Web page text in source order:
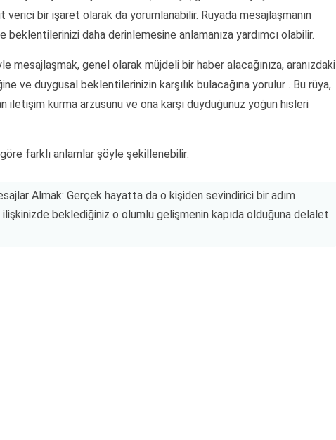
verici bir işaret olarak da yorumlanabilir. Ruyada mesajlaşmanın
beklentilerinizi daha derinlemesine anlamanıza yardımcı olabilir.
mesajlaşmak, genel olarak müjdeli bir haber alacağınıza, aranızdaki
ve duygusal beklentilerinizin karşılık bulacağına yorulur . Bu rüya,
iletişim kurma arzusunu ve ona karşı duyduğunuz yoğun hisleri
göre farklı anlamlar şöyle şekillenebilir:
Almak: Gerçek hayatta da o kişiden sevindirici bir adım
beklediğiniz o olumlu gelişmenin kapıda olduğuna delalet